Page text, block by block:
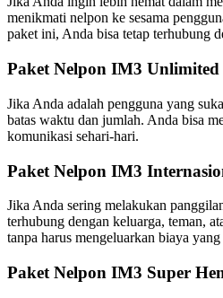
menikmati nelpon ke sesama
paket ini, Anda bisa tetap terhubung
Paket Nelpon IM3 Unlimited
Jika Anda adalah pengguna yang
batas waktu dan jumlah. Anda bisa
komunikasi sehari-hari.
Paket Nelpon IM3
Jika Anda sering melakukan
terhubung dengan keluarga, teman,
tanpa harus mengeluarkan biaya yang
Paket Nelpon IM3 Super